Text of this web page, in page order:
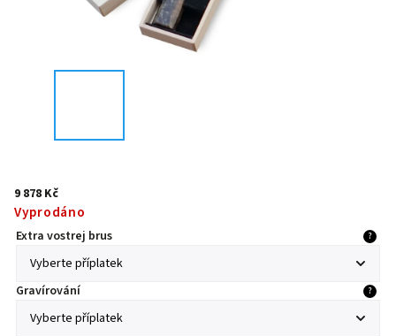
9 878 Kč
Vyprodáno
Extra vostrej brus ?
Gravírování ?